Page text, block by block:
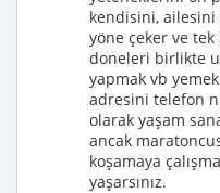
kendisini, ailesini
yöne çeker ve tek
doneleri birlikte
yapmak vb
adresini telefon
olarak yaşam
ancak
koşamaya
yaşarsınız.